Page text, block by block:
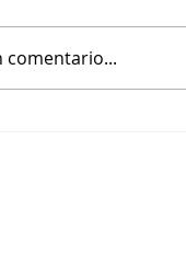
comentario...